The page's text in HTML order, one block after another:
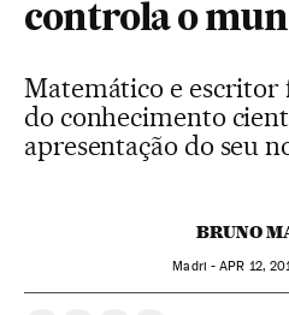
controla o
Matemático e escritor
do conhecimento
apresentação do seu
BRUNO
Madri -APR 12,